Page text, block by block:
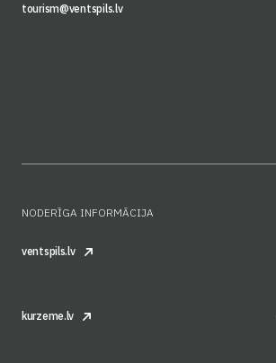
tourism@ventspils.lv
NODERĪGA INFORMĀCIJA
ventspils.lv
kurzeme.lv